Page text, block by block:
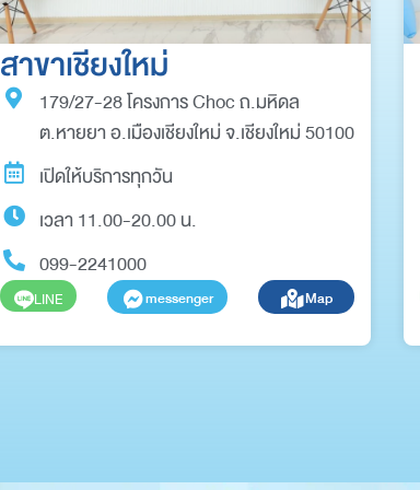
สาขาเชียงใหม่
179/27-28 โครงการ Choc ถ.มหิดล
ต.หายยา อ.เมืองเชียงใหม่ จ.เชียงใหม่ 50100
เปิดให้บริการทุกวัน
เวลา 11.00-20.00 น.
099-2241000
LINE messenger Map